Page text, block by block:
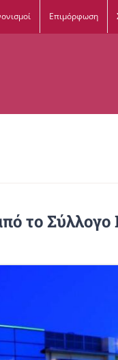
Επιμόρφωση
το